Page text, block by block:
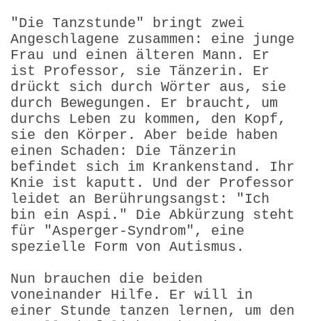
"Die Tanzstunde" bringt zwei
Angeschlagene zusammen: eine junge
Frau und einen älteren Mann. Er
ist Professor, sie Tänzerin. Er
drückt sich durch Wörter aus, sie
durch Bewegungen. Er braucht, um
durchs Leben zu kommen, den Kopf,
sie den Körper. Aber beide haben
einen Schaden: Die Tänzerin
befindet sich im Krankenstand. Ihr
Knie ist kaputt. Und der Professor
leidet an Berührungsangst: "Ich
bin ein Aspi." Die Abkürzung steht
für "Asperger-Syndrom", eine
spezielle Form von Autismus.
Nun brauchen die beiden
voneinander Hilfe. Er will in
einer Stunde tanzen lernen, um den